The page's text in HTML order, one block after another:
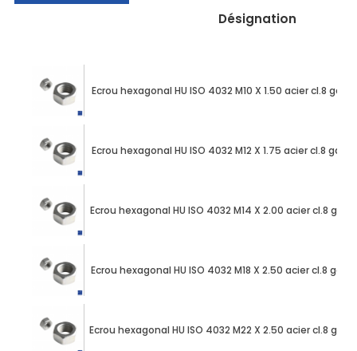
Désignation
Ecrou hexagonal HU ISO 4032 M10 X 1.50 acier cl.8
Ecrou hexagonal HU ISO 4032 M12 X 1.75 acier cl.8
Ecrou hexagonal HU ISO 4032 M14 X 2.00 acier cl.8
Ecrou hexagonal HU ISO 4032 M18 X 2.50 acier cl.8
Ecrou hexagonal HU ISO 4032 M22 X 2.50 acier cl.8